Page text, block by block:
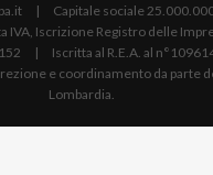
| Capitale sociale
IVA, Iscrizione Registro delle
| Iscritta al R.E.A. al
e coordinamento da parte
Lombardia.